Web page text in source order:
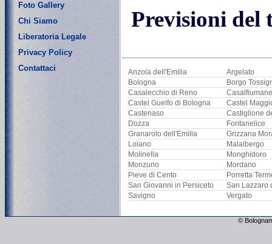
Foto Gallery
Chi Siamo
Liberatoria Legale
Privacy Policy
Contattaci
Previsioni del
Anzola dell'Emilia
Argelato
Bologna
Borgo
Casalecchio di Reno
Castel Guelfo di Bologna
Castel
Castenaso
Castiglione
Dozza
Fontanelice
Granarolo dell'Emilia
Grizzana
Loiano
Malalbergo
Molinella
Monghidoro
Monzuno
Mordano
Pieve di Cento
Porretta
San Giovanni in Persiceto
San Lazzaro
Savigno
Vergato
©